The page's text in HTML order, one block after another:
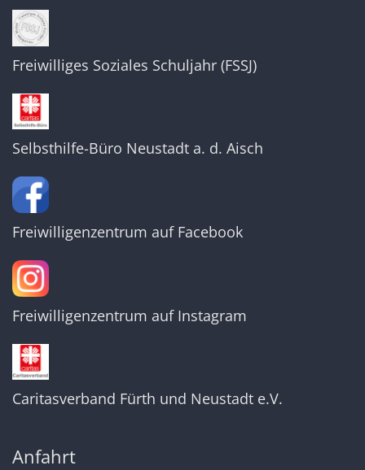
Freiwilliges Soziales Schuljahr (FSSJ)
Selbsthilfe-Büro Neustadt a. d. Aisch
Freiwilligenzentrum auf Facebook
Freiwilligenzentrum auf Instagram
Caritasverband Fürth und Neustadt e.V.
Anfahrt